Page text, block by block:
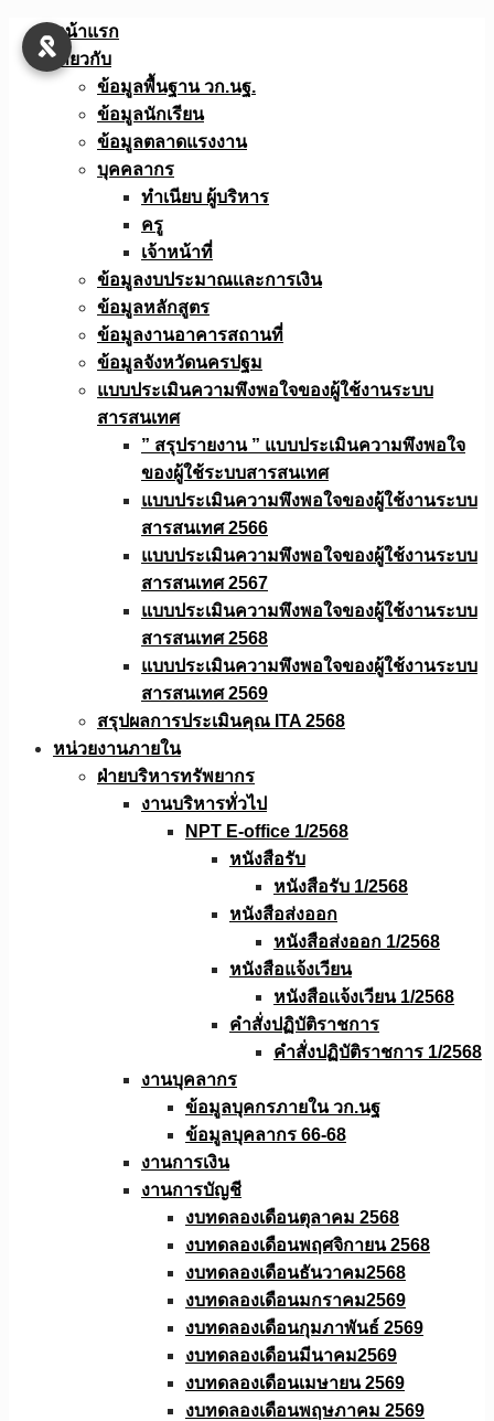
Skip
หน้าแรก
เกี่ยวกับ
ข้อมูลพื้นฐาน วก.นฐ.
ข้อมูลนักเรียน
ข้อมูลตลาดแรงงาน
บุคคลากร
ทำเนียบ ผู้บริหาร
ครู
เจ้าหน้าที่
ข้อมูลงบประมาณเเละการเงิน
ข้อมูลหลักสูตร
ข้อมูลงานอาคารสถานที่
ข้อมูลจังหวัดนครปฐม
แบบประเมินความพึงพอใจของผู้ใช้งานระบบ
สารสนเทศ
” สรุปรายงาน ” แบบประเมินความพึงพอใจ
ของผู้ใช้ระบบสารสนเทศ
แบบประเมินความพึงพอใจของผู้ใช้งานระบบ
สารสนเทศ 2566
แบบประเมินความพึงพอใจของผู้ใช้งานระบบ
สารสนเทศ 2567
แบบประเมินความพึงพอใจของผู้ใช้งานระบบ
สารสนเทศ 2568
แบบประเมินความพึงพอใจของผู้ใช้งานระบบ
สารสนเทศ 2569
สรุปผลการประเมินคุณ ITA 2568
หน่วยงานภายใน
ฝ่ายบริหารทรัพยากร
งานบริหารทั่วไป
NPT E-office 1/2568
หนังสือรับ
หนังสือรับ 1/2568
หนังสือส่งออก
หนังสือส่งออก 1/2568
หนังสือแจ้งเวียน
หนังสือเเจ้งเวียน 1/2568
คำสั่งปฏิบัติราชการ
คำสั่งปฏิบัติราชการ 1/2568
งานบุคลากร
ข้อมูลบุคกรภายใน วก.นฐ
ข้อมูลบุคลากร 66-68
งานการเงิน
งานการบัญชี
งบทดลองเดือนตุลาคม 2568
งบทดลองเดือนพฤศจิกายน 2568
งบทดลองเดือนธันวาคม2568
งบทดลองเดือนมกราคม2569
งบทดลองเดือนกุมภาพันธ์ 2569
งบทดลองเดือนมีนาคม2569
งบทดลองเดือนเมษายน 2569
งบทดลองเดือนพฤษภาคม 2569